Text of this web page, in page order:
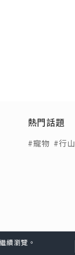
熱門話題
#寵物 #行山
續瀏覽。